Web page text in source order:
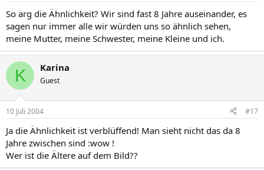
So arg die Ähnlichkeit? Wir sind fast 8 Jahre auseinander, es
sagen nur immer alle wir würden uns so ähnlich sehen,
meine Mutter, meine Schwester, meine Kleine und ich.
K Karina
Guest
10 Juli 2004 #17
Ja die Ähnlichkeit ist verblüffend! Man sieht nicht das da 8
Jahre zwischen sind :wow !
Wer ist die Ältere auf dem Bild??